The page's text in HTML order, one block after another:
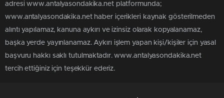
adresi www.antalyasondakika.net platformunda;
www.antalyasondakika.net haber içerikleri kaynak gösterilmeden
alıntı yapılamaz, kanuna aykırı ve izinsiz olarak kopyalanamaz,
başka yerde yayınlanamaz. Aykırı işlem yapan kişi/kişiler için yasal
başvuru hakkı saklı tutulmaktadır. www.antalyasondakika.net
tercih ettiğiniz için teşekkür ederiz.